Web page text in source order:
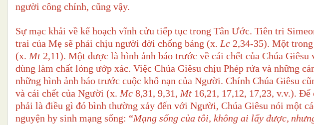
người công chính, cũng vậy.
Sự mạc khải về kế hoạch vĩnh cửu tiếp tục trong Tân Ước. Tiên tri
trai của Mẹ sẽ phải chịu người đời chống báng (x. Lc 2,34-35). Một
(x. Mt 2,11). Một dược là hình ảnh báo trước về cái chết của Chúa
dùng làm chất lỏng ướp xác. Việc Chúa Giêsu chịu Phép rửa và những
những hình ảnh báo trước cuộc khổ nạn của Người. Chính Chúa Giêsu
và cái chết của Người (x. Mc 8,31, 9,31, Mt 16,21, 17,12, 17,23, v.v.).
phải là điều gì đó bình thường xảy đến với Người, Chúa Giêsu nói một
nguyện hy sinh mạng sống: “Mạng sống của tôi, không ai lấy được,